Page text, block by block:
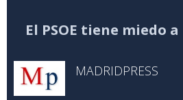
El PSOE tiene miedo
MADRIDPRESS